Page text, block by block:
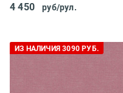
4 450 руб/рул.
ИЗ НАЛИЧИЯ 3090 РУБ.